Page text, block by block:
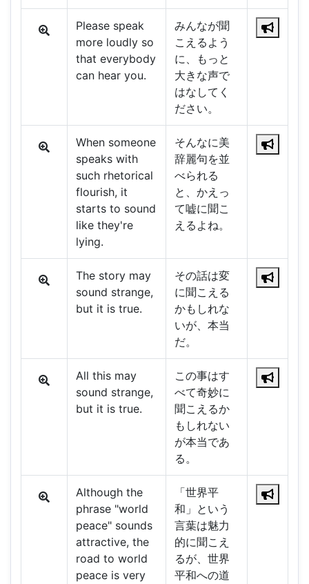
Please speak
more loudly so
that everybody
can hear you.
みんなが聞
こえるよう
に、もっと
大きな声で
はなしてく
ださい。
When someone
speaks with
such rhetorical
flourish, it
starts to sound
like they're
lying.
そんなに美
辞麗句を並
べられる
と、かえっ
て嘘に聞こ
えるよね。
The story may
sound strange,
but it is true.
その話は変
に聞こえる
かもしれな
いが、本当
だ。
All this may
sound strange,
but it is true.
この事はす
べて奇妙に
聞こえるか
もしれない
が本当であ
る。
Although the
phrase "world
peace" sounds
attractive, the
road to world
peace is very
「世界平
和」という
言葉は魅力
的に聞こえ
るが、世界
平和への道